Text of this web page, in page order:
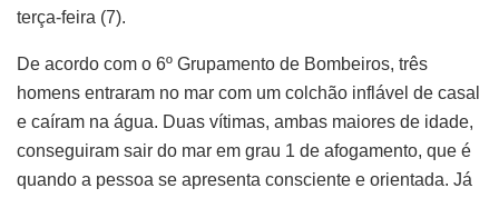
terça-feira (7).
De acordo com o 6º Grupamento de Bombeiros, três
homens entraram no mar com um colchão inflável de casal
e caíram na água. Duas vítimas, ambas maiores de idade,
conseguiram sair do mar em grau 1 de afogamento, que é
quando a pessoa se apresenta consciente e orientada. Já